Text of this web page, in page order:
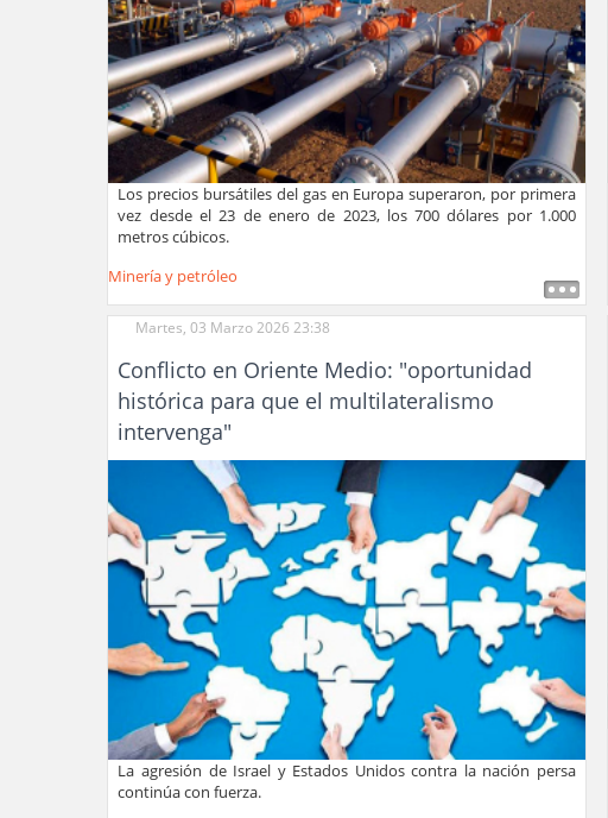
Los precios bursátiles del gas en Europa superaron, por primera
vez desde el 23 de enero de 2023, los 700 dólares por 1.000
metros cúbicos.
Minería y petróleo
Martes, 03 Marzo 2026 23:38
Conflicto en Oriente Medio: "oportunidad
histórica para que el multilateralismo
intervenga"
La agresión de Israel y Estados Unidos contra la nación persa
continúa con fuerza.